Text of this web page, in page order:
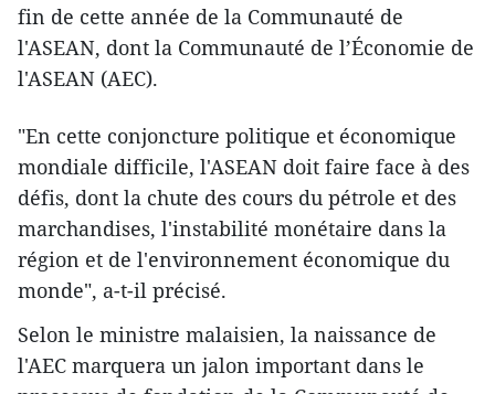
fin de cette année de la Communauté de
l'ASEAN, dont la Communauté de l’Économie de
l'ASEAN (AEC).
"En cette conjoncture politique et économique ​
mondiale difficile, l'ASEAN doit faire face ​à des
défis, dont la chute des cours du pétrole et des
marchandises, l'instabilité monétaire dans la
région et de l'environnement économique du
monde", a-t-il précisé.
Selon le ministre malaisien, la naissance de
l'AEC marquera un jalon important dans le